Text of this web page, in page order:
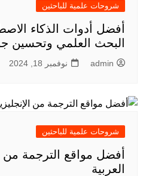
شروحات علمية للباحثين
أفضل أدوات الذكاء
البحث العلمي وتحسين
admin نوفمبر 18, 2024
شروحات علمية للباحثين
أفضل مواقع الترجمة من
العربية